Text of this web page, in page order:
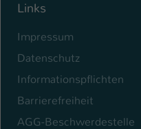
Links
Impressum
Datenschutz
Informationspflichten
Barrierefreiheit
AGG-Beschwerdestelle